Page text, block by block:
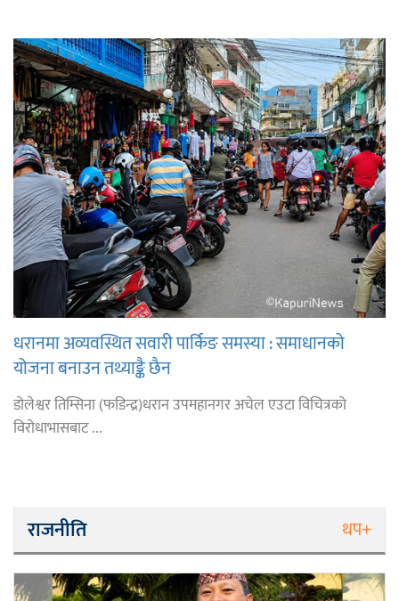
धरानमा अव्यवस्थित सवारी पार्किङ समस्या : समाधानको
योजना बनाउन तथ्याङ्कै छैन
डोलेश्वर तिम्सिना (फडिन्द्र)धरान उपमहानगर अचेल एउटा विचित्रको
विरोधाभासबाट ...
राजनीति थप+